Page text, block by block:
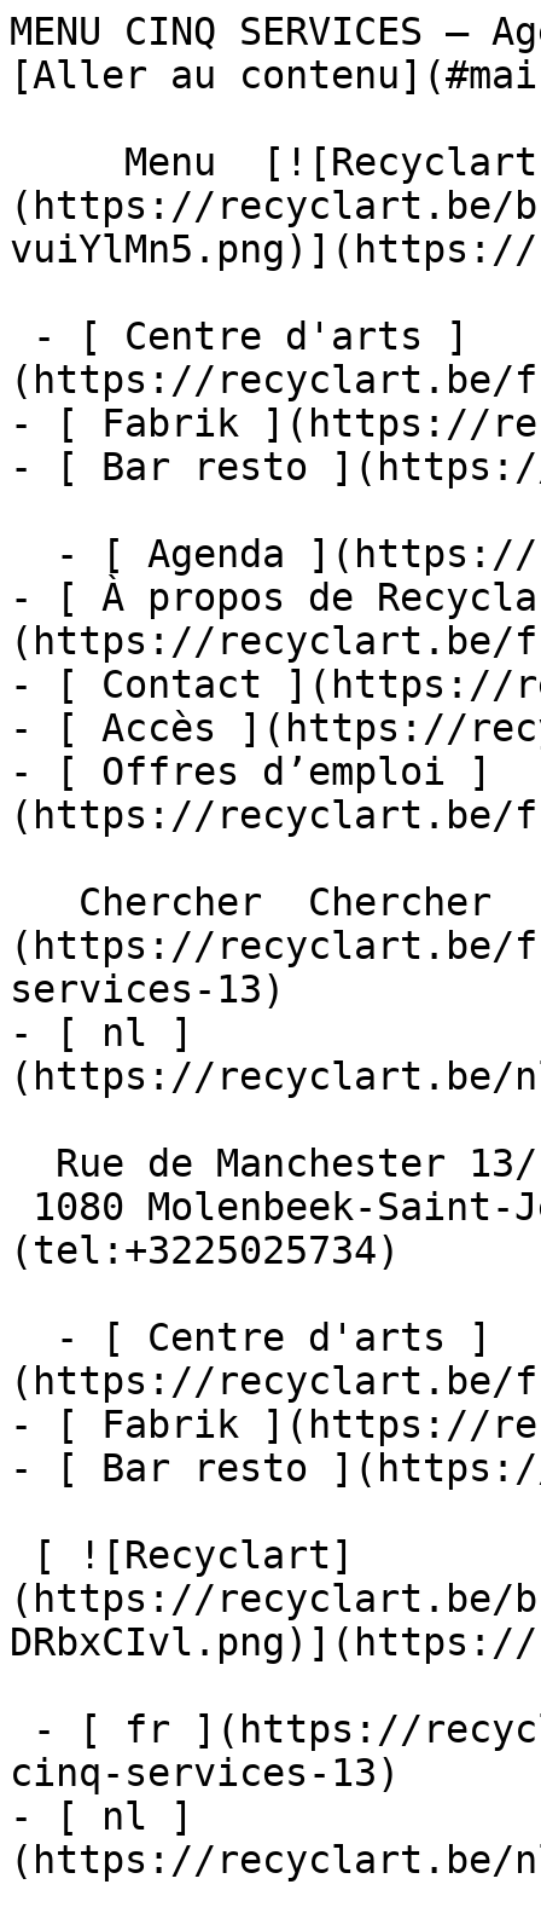
MENU CINQ SERVICES –
[Aller au
(https://recyclart.be/
(https://recyclart.be/
- [ Fabrik ](https://
- [ Bar resto
- [ À propos de
(https://recyclart.be/
- [ Contact ](https://
- [ Accès ](https://
- [ Offres d’emploi ]
(https://recyclart.be/
(https://recyclart.be/
services-13)
- [ nl ]
(https://recyclart.be/nl/
(tel:+3225025734)
(https://recyclart.be/
- [ Fabrik ](https://
- [ Bar resto
(https://recyclart.be/
cinq-services-13)
- [ nl ]
(https://recyclart.be/nl/